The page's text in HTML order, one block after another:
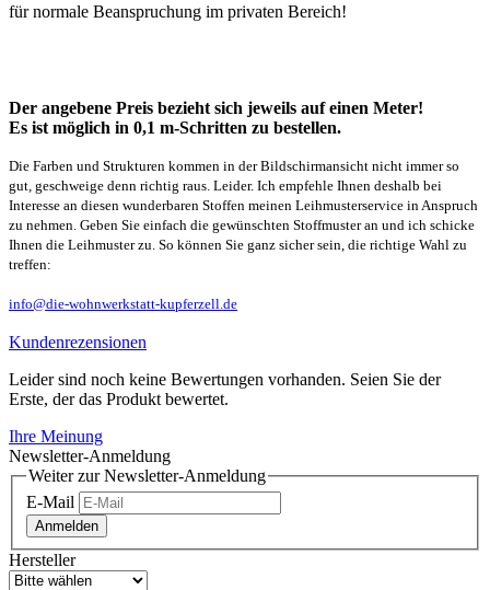
für normale Beanspruchung im privaten Bereich!
Der angebene Preis bezieht sich jeweils auf einen Meter!
Es ist möglich in 0,1 m-Schritten zu bestellen.
Die Farben und Strukturen kommen in der Bildschirmansicht nicht immer so
gut, geschweige denn richtig raus. Leider. Ich empfehle Ihnen deshalb bei
Interesse an diesen wunderbaren Stoffen meinen Leihmusterservice in Anspruch
zu nehmen. Geben Sie einfach die gewünschten Stoffmuster an und ich schicke
Ihnen die Leihmuster zu. So können Sie ganz sicher sein, die richtige Wahl zu
treffen:
info@die-wohnwerkstatt-kupferzell.de
Kundenrezensionen
Leider sind noch keine Bewertungen vorhanden. Seien Sie der
Erste, der das Produkt bewertet.
Ihre Meinung
Newsletter-Anmeldung
Weiter zur Newsletter-Anmeldung
E-Mail
Anmelden
Hersteller